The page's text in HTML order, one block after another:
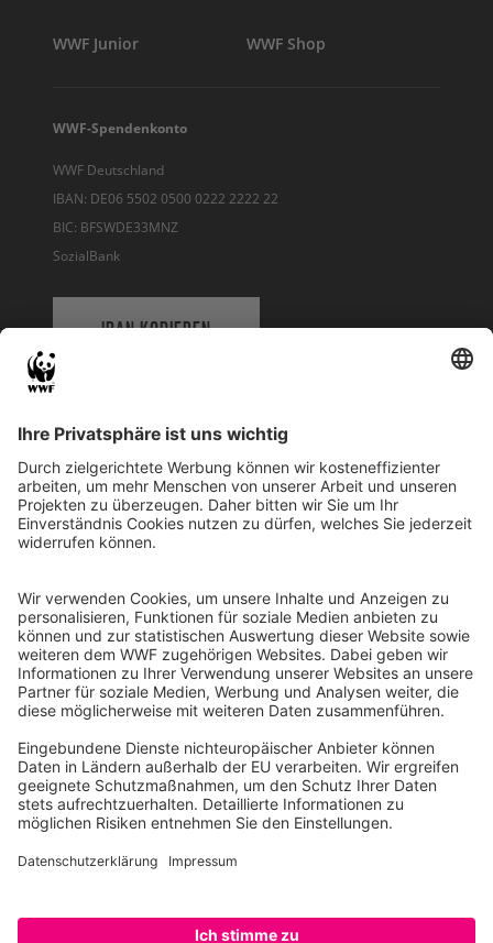
WWF Junior WWF Shop
WWF-Spendenkonto
WWF Deutschland
IBAN: DE06 5502 0500 0222 2222 22
BIC: BFSWDE33MNZ
SozialBank
IBAN KOPIEREN
WWF Deutschland
Reinhardtstr. 18
10117 Berlin
Ihre Spende kann steuerlich geltend gemacht werden
Registriert als Stiftung WWF Deutschland, Senatsverwaltung für
Justiz Berlin, Az: 3416/976/2
Umsatzsteuer-Identifikationsnummer: DE 114236103
Freistellungsbescheid: Als gemeinnützige Körperschaft befreit
von der Körperschaftssteuer gem. §5 I 9 KStg. unter der
Steuernummer 27/641/09321